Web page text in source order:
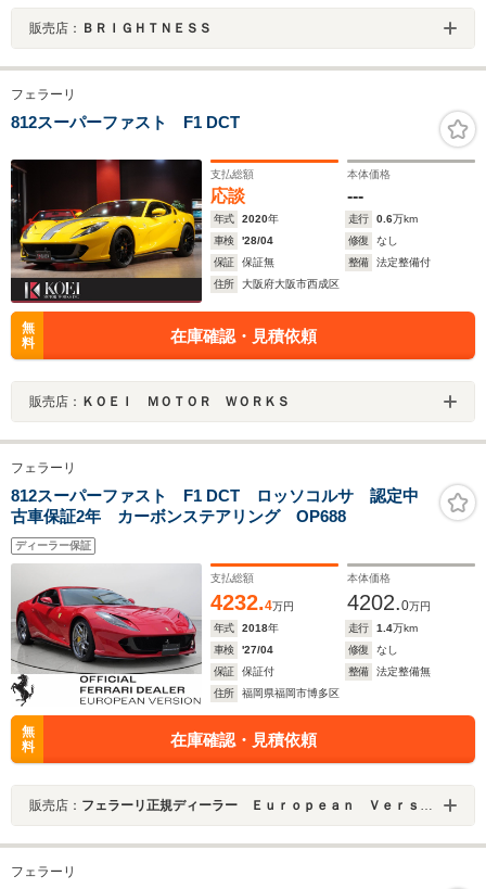
販売店： ＢＲＩＧＨＴＮＥＳＳ
フェラーリ
812スーパーファスト F1 DCT
支払総額
応談
本体価格
---
年式 2020年 走行 0.6万km
車検
'28/04 修復
なし
保証
保証無 整備
法定整備付
住所
大阪府大阪市西成区
無
料
在庫確認・見積依頼
販売店： ＫＯＥＩ ＭＯＴＯＲ ＷＯＲＫＳ
フェラーリ
812スーパーファスト F1 DCT ロッソコルサ 認定中
古車保証2年 カーボンステアリング OP688
ディーラー保証
支払総額
4232.4万円
本体価格
4202.0万円
年式
2018年 走行 1.4万km
車検
'27/04 修復
なし
保証
保証付 整備
法定整備無
住所
福岡県福岡市博多区
無
料
在庫確認・見積依頼
販売店： フェラーリ正規ディーラー Ｅｕｒｏｐｅａｎ Ｖｅｒｓｉｏｎ ＨＡＫＡＴＡ
フェラーリ